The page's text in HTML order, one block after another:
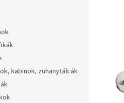
kabinok, zuhanytálcák